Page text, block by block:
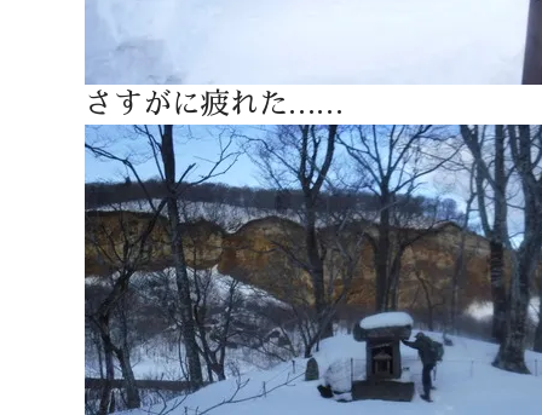
さすがに疲れた……